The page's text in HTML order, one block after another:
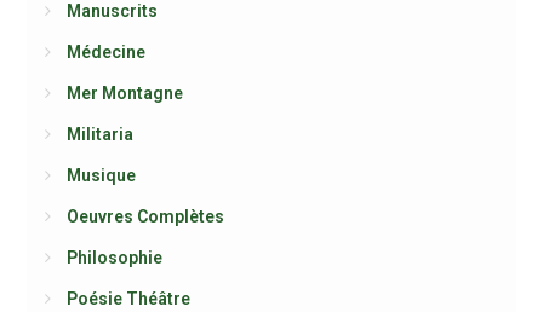
Manuscrits
Médecine
Mer Montagne
Militaria
Musique
Oeuvres Complètes
Philosophie
Poésie Théâtre